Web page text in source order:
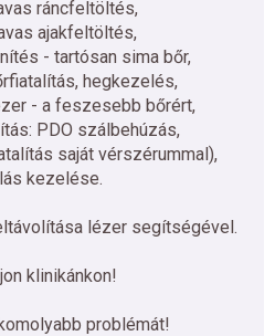
ráncfeltöltés,
ajakfeltöltés,
- tartósan sima bőr,
hegkezelés,
- a feszesebb bőrért,
PDO szálbehúzás,
saját vérszérummal),
kezelése.
lézer segítségével.
klinikánkon!
problémát!